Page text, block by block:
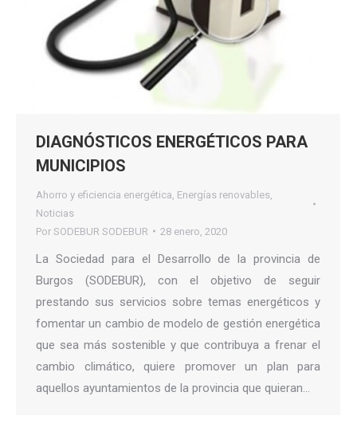
DIAGNÓSTICOS ENERGÉTICOS PARA
MUNICIPIOS
Ahorro y eficiencia energética Energías renovables
Noticias
Por SODEBUR SODEBUR 28 enero, 2020
La Sociedad para el Desarrollo de la provincia de
Burgos (SODEBUR), con el objetivo de seguir
prestando sus servicios sobre temas energéticos y
fomentar un cambio de modelo de gestión energética
que sea más sostenible y que contribuya a frenar el
cambio climático, quiere promover un plan para
aquellos ayuntamientos de la provincia que quieran…